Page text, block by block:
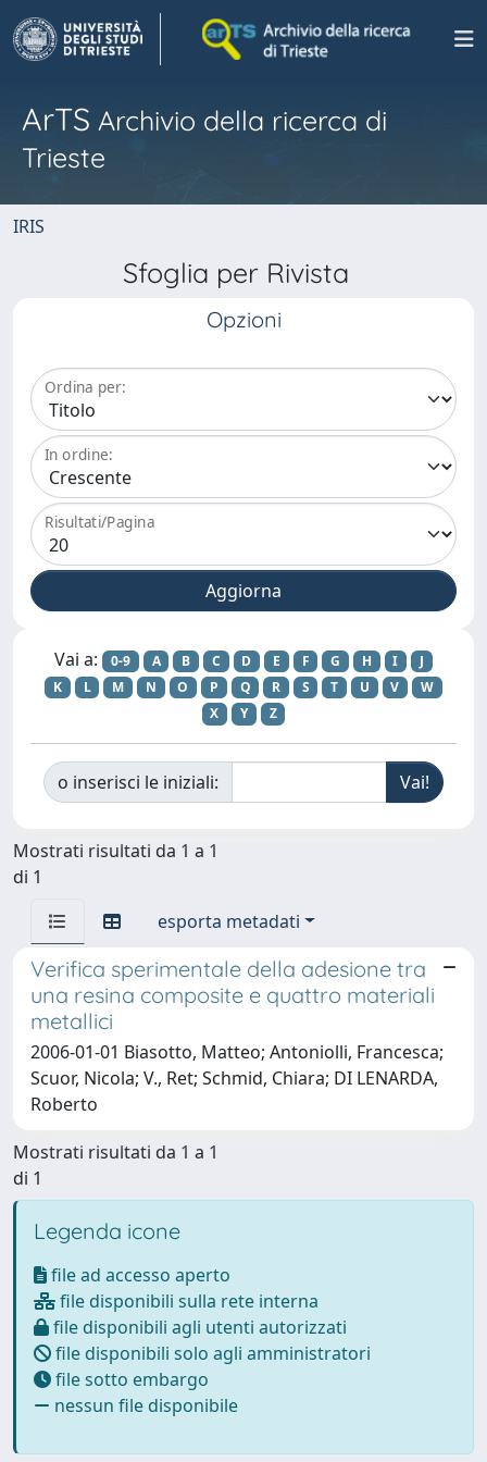
ArTS Archivio della ricerca di
Trieste
IRIS
Sfoglia per Rivista
Opzioni
Ordina per:
In ordine:
Risultati/Pagina
Vai a: 0-9 A B C D E F G H I
J
K
L M N O P Q R S T U V
W
X
Y Z
o inserisci le iniziali:
Mostrati risultati da 1 a 1
di 1
esporta metadati
Verifica sperimentale della adesione tra
una resina composite e quattro materiali
metallici
2006-01-01 Biasotto, Matteo; Antoniolli, Francesca;
Scuor, Nicola; V., Ret; Schmid, Chiara; DI LENARDA,
Roberto
Mostrati risultati da 1 a 1
di 1
Legenda icone
file ad accesso aperto
file disponibili sulla rete interna
file disponibili agli utenti autorizzati
file disponibili solo agli amministratori
file sotto embargo
nessun file disponibile